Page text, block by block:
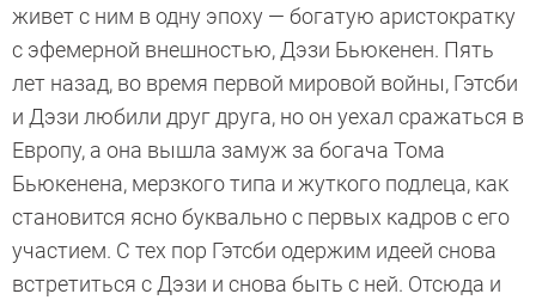
живет с ним в одну эпоху — богатую аристократку
с эфемерной внешностью, Дэзи Бьюкенен. Пять
лет назад, во время первой мировой войны, Гэтсби
и Дэзи любили друг друга, но он уехал сражаться в
Европу, а она вышла замуж за богача Тома
Бьюкенена, мерзкого типа и жуткого подлеца, как
становится ясно буквально с первых кадров с его
участием. С тех пор Гэтсби одержим идеей снова
встретиться с Дэзи и снова быть с ней. Отсюда и